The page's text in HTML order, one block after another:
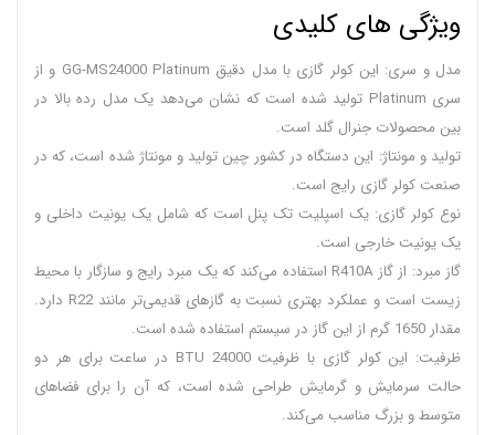
ویژگی های کلیدی
مدل و سری: این کولر گازی با مدل دقیق GG-MS24000 Platinum و از
سری Platinum تولید شده است که نشان می‌دهد یک مدل رده بالا در
بین محصولات جنرال گلد است.
تولید و مونتاژ: این دستگاه در کشور چین تولید و مونتاژ شده است، که در
صنعت کولر گازی رایج است.
نوع کولر گازی: یک اسپلیت تک پنل است که شامل یک یونیت داخلی و
یک یونیت خارجی است.
گاز مبرد: از گاز R410A استفاده می‌کند که یک مبرد رایج و سازگار با محیط
زیست است و عملکرد بهتری نسبت به گازهای قدیمی‌تر مانند R22 دارد.
مقدار 1650 گرم از این گاز در سیستم استفاده شده است.
ظرفیت: این کولر گازی با ظرفیت 24000 BTU در ساعت برای هر دو
حالت سرمایش و گرمایش طراحی شده است، که آن را برای فضاهای
متوسط و بزرگ مناسب می‌کند.